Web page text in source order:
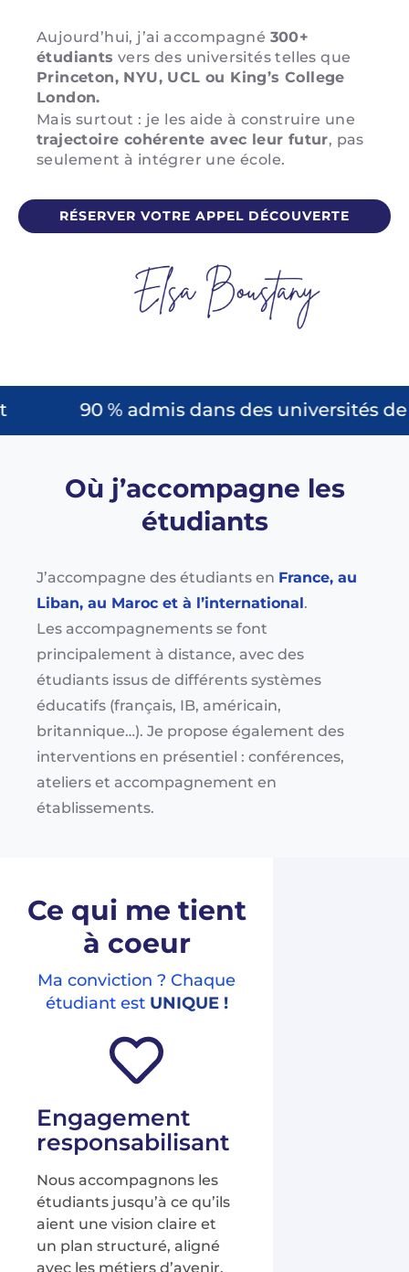
Aujourd’hui, j’ai accompagné 300+
étudiants vers des universités telles que
Princeton, NYU, UCL ou King’s College
London.
Mais surtout : je les aide à construire une
trajectoire cohérente avec leur futur, pas
seulement à intégrer une école.
RÉSERVER VOTRE APPEL DÉCOUVERTE
90 % admis dans des universités de
Où j’accompagne les
étudiants
J’accompagne des étudiants en France, au
Liban, au Maroc et à l’international.
Les accompagnements se font
principalement à distance, avec des
étudiants issus de différents systèmes
éducatifs (français, IB, américain,
britannique…). Je propose également des
interventions en présentiel : conférences,
ateliers et accompagnement en
établissements.
Ce qui me tient
à coeur
Ma conviction ? Chaque
étudiant est UNIQUE !
Engagement
responsabilisant
Nous accompagnons les
étudiants jusqu’à ce qu’ils
aient une vision claire et
un plan structuré, aligné
avec les métiers d’avenir.